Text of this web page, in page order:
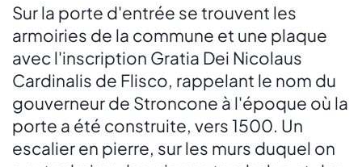
Sur la porte d'entrée se trouvent les
armoiries de la commune et une plaque
avec l'inscription Gratia Dei Nicolaus
Cardinalis de Flisco, rappelant le nom du
gouverneur de Stroncone à l'époque où la
porte a été construite, vers 1500. Un
escalier en pierre, sur les murs duquel on